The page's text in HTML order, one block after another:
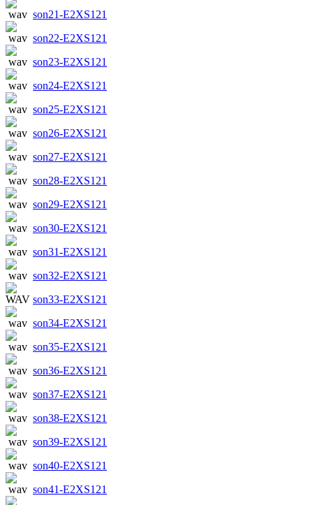
son21-E2XS121
son22-E2XS121
son23-E2XS121
son24-E2XS121
son25-E2XS121
son26-E2XS121
son27-E2XS121
son28-E2XS121
son29-E2XS121
son30-E2XS121
son31-E2XS121
son32-E2XS121
son33-E2XS121
son34-E2XS121
son35-E2XS121
son36-E2XS121
son37-E2XS121
son38-E2XS121
son39-E2XS121
son40-E2XS121
son41-E2XS121